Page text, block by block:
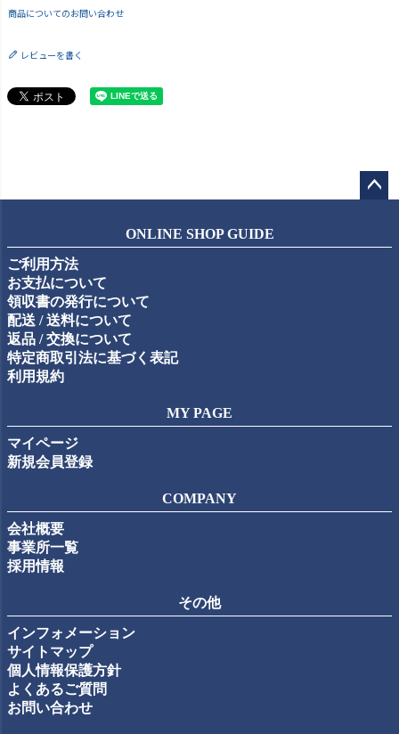
商品についてのお問い合わせ
レビューを書く
ップ
ONLINE SHOP GUIDE
ご利用方法
お支払について
領収書の発行について
配送 / 送料について
返品 / 交換について
特定商取引法に基づく表記
利用規約
MY PAGE
マイページ
新規会員登録
COMPANY
会社概要
事業所一覧
採用情報
その他
インフォメーション
サイトマップ
個人情報保護方針
よくあるご質問
お問い合わせ